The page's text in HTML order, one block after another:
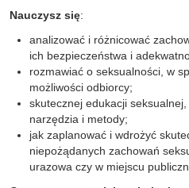
Nauczysz się:
analizować i różnicować
ich bezpieczeństwa i
rozmawiać o seksualności, w
możliwości odbiorcy;
skutecznej edukacji
narzędzia i metody;
jak zaplanować i wdrożyć
niepożądanych zachowań
urazowa czy w miejscu